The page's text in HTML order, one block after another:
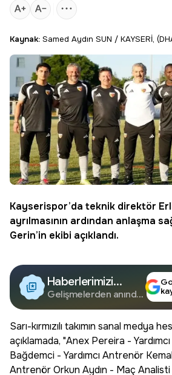
Kaynak: Samed Aydın SUN / KAYSERİ,
Kayserispor’da teknik direktör
ayrılmasının ardından anlaşma
Gerin’in ekibi açıklandı.
Haberlerimizi
Google'da Takip
Edin
Gelişmelerden anında
Sarı-kırmızılı takımın sanal medya
açıklamada, "Anex Pereira -
Bağdemci - Yardımcı Antrenör
Antrenör Orkun Aydın - Maç Analisti